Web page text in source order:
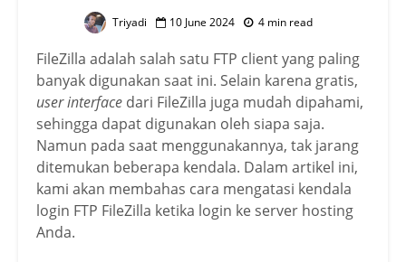
Triyadi 10 June 2024 4 min read
FileZilla adalah salah satu FTP client yang paling
banyak digunakan saat ini. Selain karena gratis,
user interface dari FileZilla juga mudah dipahami,
sehingga dapat digunakan oleh siapa saja.
Namun pada saat menggunakannya, tak jarang
ditemukan beberapa kendala. Dalam artikel ini,
kami akan membahas cara mengatasi kendala
login FTP FileZilla ketika login ke server hosting
Anda.